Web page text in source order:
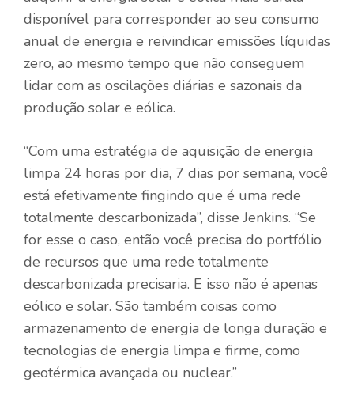
disponível para corresponder ao seu consumo
anual de energia e reivindicar emissões líquidas
zero, ao mesmo tempo que não conseguem
lidar com as oscilações diárias e sazonais da
produção solar e eólica.
“Com uma estratégia de aquisição de energia
limpa 24 horas por dia, 7 dias por semana, você
está efetivamente fingindo que é uma rede
totalmente descarbonizada”, disse Jenkins. “Se
for esse o caso, então você precisa do portfólio
de recursos que uma rede totalmente
descarbonizada precisaria. E isso não é apenas
eólico e solar. São também coisas como
armazenamento de energia de longa duração e
tecnologias de energia limpa e firme, como
geotérmica avançada ou nuclear.”